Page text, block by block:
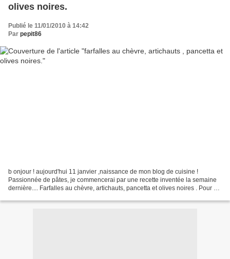
olives noires.
Publié le 11/01/2010 à 14:42
Par pepit86
b onjour ! aujourd'hui 11 janvier ,naissance de mon blog de cuisine !
Passionnée de pâtes, je commencerai par une recette inventée la semaine
dernière.... Farfalles au chèvre, artichauts, pancetta et olives noires . Pour 4